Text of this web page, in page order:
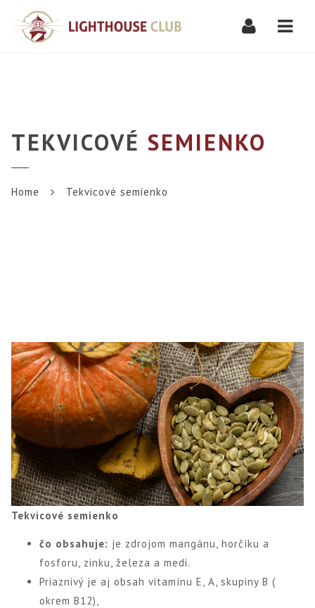
TEKVICOVÉ SEMIENKO
Home Tekvicové semienko
Tekvicové semienko
čo obsahuje: je zdrojom mangánu, horčíku a
fosforu, zinku, železa a medi.
Priaznivý je aj obsah vitamínu E, A, skupiny B (
okrem B12),